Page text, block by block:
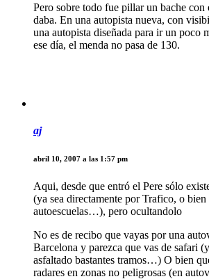
Pero sobre todo fue pillar un bache con
daba. En una autopista nueva, con
una autopista diseñada para ir un poco
ese día, el menda no pasa de 130.
aj
abril 10, 2007 a las 1:57 pm
Aqui, desde que entró el Pere sólo
(ya sea directamente por Trafico, o
autoescuelas…), pero ocultandolo
No es de recibo que vayas por una
Barcelona y parezca que vas de safari
asfaltado bastantes tramos…) O bien
radares en zonas no peligrosas (en